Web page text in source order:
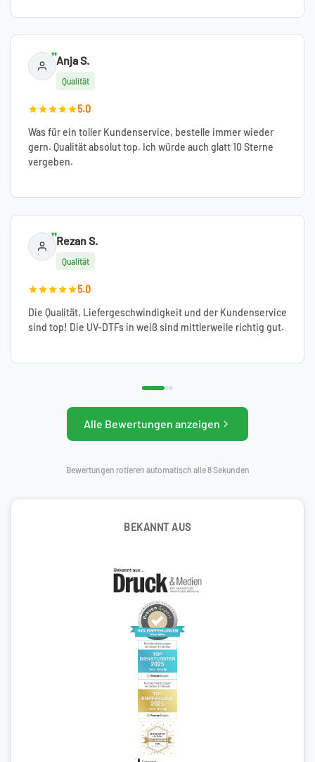
Anja S.
Qualität
5.0
Was für ein toller Kundenservice, bestelle immer wieder
gern. Qualität absolut top. Ich würde auch glatt 10 Sterne
vergeben.
Rezan S.
Qualität
5.0
Die Qualität, Liefergeschwindigkeit und der Kundenservice
sind top! Die UV-DTFs in weiß sind mittlerweile richtig gut.
Alle Bewertungen anzeigen
Bewertungen rotieren automatisch alle 8 Sekunden
BEKANNT AUS